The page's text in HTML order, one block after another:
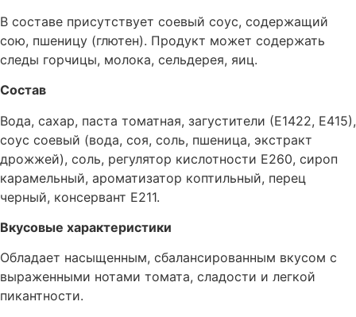
В составе присутствует соевый соус, содержащий
сою, пшеницу (глютен). Продукт может содержать
следы горчицы, молока, сельдерея, яиц.
Состав
Вода, сахар, паста томатная, загустители (Е1422, Е415),
соус соевый (вода, соя, соль, пшеница, экстракт
дрожжей), соль, регулятор кислотности Е260, сироп
карамельный, ароматизатор коптильный, перец
черный, консервант Е211.
Вкусовые характеристики
Обладает насыщенным, сбалансированным вкусом с
выраженными нотами томата, сладости и легкой
пикантности.